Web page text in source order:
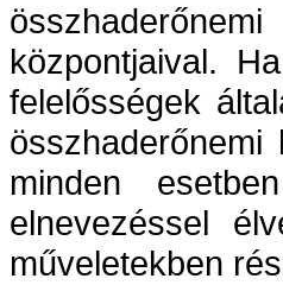
központjaival.
felelősségek
minden
elnevezéssel
műveletekben